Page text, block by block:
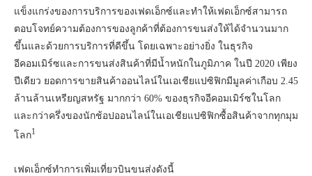
แข็งแกร่งของการบริการของเฟดเอ็กซ์และทำให้เฟดเอ็กซ์สามารถ
ตอบโจทย์ความต้องการของลูกค้าที่ต้องการขนส่งให้ได้จำนวนมาก
ขึ้นและด้วยการบริการที่ดีขึ้น โดยเฉพาะอย่างยิ่ง ในธุรกิจ
อีคอมเมิร์ซและการขนส่งสินค้าที่มีน้ำหนักในภูมิภาค ในปี 2020 เพียง
ปีเดียว ยอดการขายสินค้าออนไลน์ในเอเชียแปซิฟิกมีมูลค่าเกือบ 2.45
ล้านล้านเหรียญสหรัฐ มากกว่า 60% ของธุรกิจอีคอมเมิร์ซในโลก
และกว่าครึ่งของนักช้อปออนไลน์ในเอเชียแปซิฟิกซื้อสินค้าจากทุกมุม
โลก1
เฟดเอ็กซ์ทำการเพิ่มเที่ยวบินขนส่งดังนี้